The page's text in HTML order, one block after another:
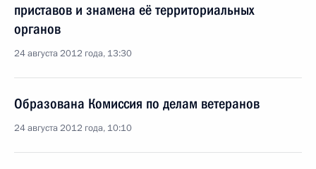
приставов и знамена её территориальных
органов
24 августа 2012 года, 13:30
Образована Комиссия по делам ветеранов
24 августа 2012 года, 10:10